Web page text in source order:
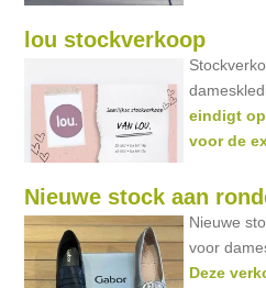
lou stockverkoop
eindigt
voor de
Nieuwe stock aan
Nieuwe
voor
Deze